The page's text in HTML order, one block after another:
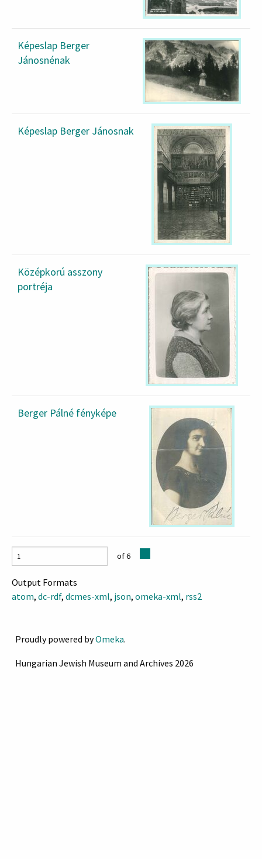
Képeslap Berger
Jánosnénak
Képeslap Berger Jánosnak
Középkorú asszony
portréja
Berger Pálné fényképe
of 6
Output Formats
atom, dc-rdf, dcmes-xml, json, omeka-xml, rss2
Proudly powered byOmeka.
Hungarian Jewish Museum and Archives 2026